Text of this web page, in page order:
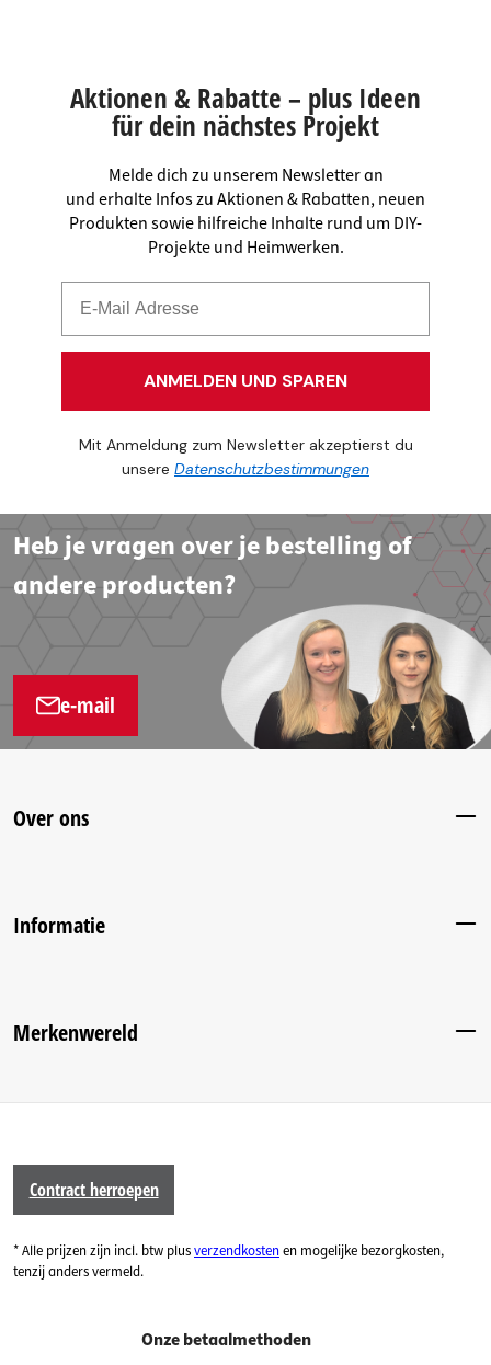
Aktionen & Rabatte – plus Ideen
für dein nächstes Projekt
Melde dich zu unserem Newsletter an
und erhalte Infos zu Aktionen & Rabatten, neuen
Produkten sowie hilfreiche Inhalte rund um DIY-
Projekte und Heimwerken.
ANMELDEN UND SPAREN
Mit Anmeldung zum Newsletter akzeptierst du
unsere Datenschutzbestimmungen
Heb je vragen over je bestelling of
andere producten?
e-mail
Over ons
Informatie
Merkenwereld
Contract herroepen
* Alle prijzen zijn incl. btw plusverzendkostenen mogelijke bezorgkosten,
tenzij anders vermeld.
Onze betaalmethoden